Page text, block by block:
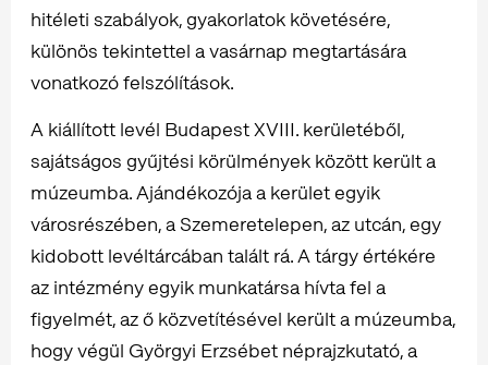
hitéleti szabályok, gyakorlatok követésére,
különös tekintettel a vasárnap megtartására
vonatkozó felszólítások.
A kiállított levél Budapest XVIII. kerületéből,
sajátságos gyűjtési körülmények között került a
múzeumba. Ajándékozója a kerület egyik
városrészében, a Szemeretelepen, az utcán, egy
kidobott levéltárcában talált rá. A tárgy értékére
az intézmény egyik munkatársa hívta fel a
figyelmét, az ő közvetítésével került a múzeumba,
hogy végül Györgyi Erzsébet néprajzkutató, a